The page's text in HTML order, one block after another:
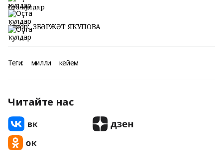
Оҫта ҡулдар
Автор: ЗӨБӘРЖӘТ ЯҠУПОВА
Теги: милли кейем
Читайте нас